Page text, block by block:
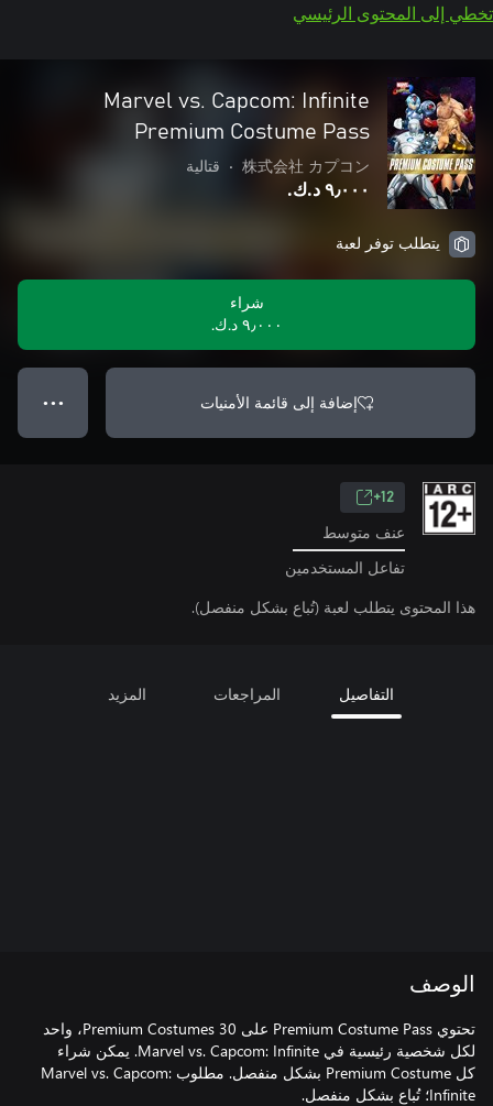
تخطي إلى المحتوى الرئيسي
Marvel vs. Capcom: Infinite
Premium Costume Pass
株式会社 カプコン
• قتالية
٩٫٠٠٠ د.ك.‏
يتطلب توفر لعبة
شراء
٩٫٠٠٠ د.ك.‏
إضافة إلى قائمة الأمنيات ● ● ●
12+
عنف متوسط
تفاعل المستخدمين
هذا المحتوى يتطلب لعبة (تُباع بشكل منفصل).
التفاصيل المراجعات المزيد
الوصف
تحتوي Premium Costume Pass على 30 Premium Costumes، واحد
لكل شخصية رئيسية في Marvel vs. Capcom: Infinite. يمكن شراء
كل Premium Costume بشكل منفصل. مطلوب Marvel vs. Capcom:
Infinite؛ تُباع بشكل منفصل.